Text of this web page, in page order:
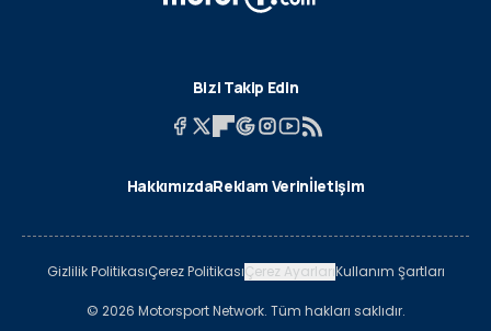
Bizi Takip Edin
HakkımızdaReklam Verinİletişim
Gizlilik PolitikasıÇerez PolitikasıÇerez AyarlarıKullanım Şartları
© 2026 Motorsport Network. Tüm hakları saklıdır.